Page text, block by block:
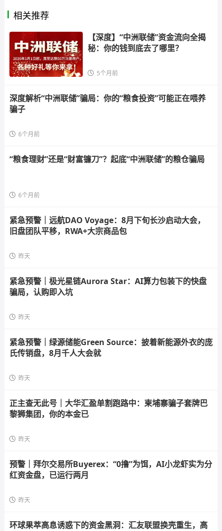
相关推荐
【深度】“中洲联储”资金流向全揭
秘：你的钱到底去了哪里？
5个月前
深度解析“中洲联储”骗局：你的“粮食投资”可能正在喂养
骗子
6个月前
“粮食理财”还是“财富镰刀”？起底“中洲联储”的粮仓骗局
6个月前
紧急预警｜远航DAO Voyage：8月下旬长沙启动大会，
旧盘团队平移，RWA+大宗商品包
昨天
紧急预警｜极光星链Aurora Star：AI算力包装下的快盘
骗局，认购即入坑
昨天
紧急预警｜绿源储能Green Source：披着新能源外衣的庞
氏传销盘，8月千人大会就
昨天
正主查无此号｜大华汇盈单割跑路中：柬埔寨骗子套牌巴
黎狮集团，你的本金已
昨天
预警｜拜尔交易所Buyerex：“0撸”为饵，AI小龙虾实为分
红资金盘，已运行两月
昨天
环球果萃高息诱惑下的资金黑洞：汇友联盟换壳重生，高